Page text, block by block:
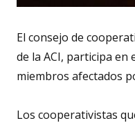
El consejo de
de la ACI, participa
miembros afectados
Los cooperativistas